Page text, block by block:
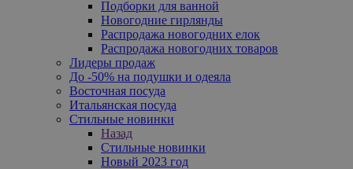
Подборки для ванной
Новогодние гирлянды
Распродажа новогодних елок
Распродажа новогодних товаров
Лидеры продаж
До -50% на подушки и одеяла
Восточная посуда
Итальянская посуда
Стильные новинки
Назад
Стильные новинки
Новый 2023 год